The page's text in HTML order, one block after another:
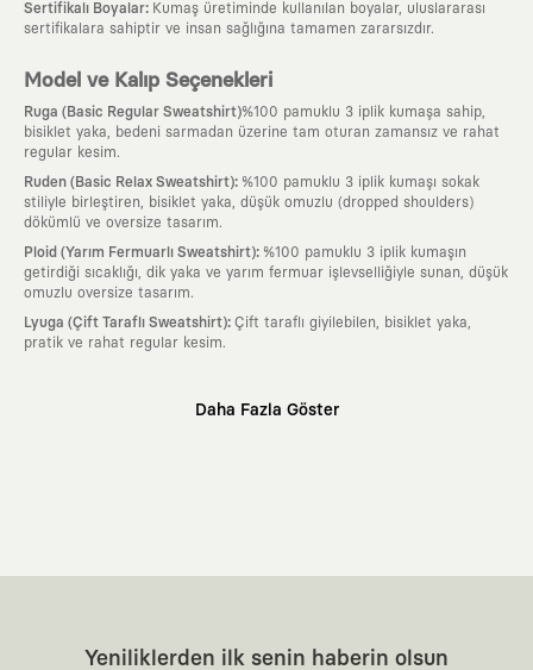
Sertifikalı Boyalar: Kumaş üretiminde kullanılan boyalar, uluslararası
sertifikalara sahiptir ve insan sağlığına tamamen zararsızdır.
Model ve Kalıp Seçenekleri
Ruga (Basic Regular Sweatshirt)%100 pamuklu 3 iplik kumaşa sahip,
bisiklet yaka, bedeni sarmadan üzerine tam oturan zamansız ve rahat
regular kesim.
Ruden (Basic Relax Sweatshirt): %100 pamuklu 3 iplik kumaşı sokak
stiliyle birleştiren, bisiklet yaka, düşük omuzlu (dropped shoulders)
dökümlü ve oversize tasarım.
Ploid (Yarım Fermuarlı Sweatshirt): %100 pamuklu 3 iplik kumaşın
getirdiği sıcaklığı, dik yaka ve yarım fermuar işlevselliğiyle sunan, düşük
omuzlu oversize tasarım.
Lyuga (Çift Taraflı Sweatshirt): Çift taraflı giyilebilen, bisiklet yaka,
pratik ve rahat regular kesim.
dolabının en değerli parçası olarak kalacak, hikayesini ve estetik
Yaratıcı Bir Topluluk
KAFT, keşfetmeyi sevenlerin, sanata tutkuyla bağlı
olanların ve şehri özgürce adımlayanların ortak dilidir. Üzerinde
Daha Fazla Göster
Yeniliklerden ilk senin haberin olsun